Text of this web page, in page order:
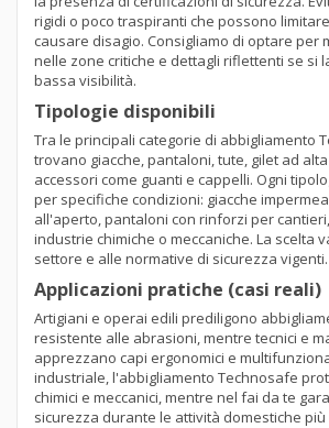
rigidi o poco traspiranti che possono
causare disagio. Consigliamo di optare per
nelle zone critiche e dettagli riflettenti se si
bassa visibilità.
Tipologie disponibili
Tra le principali categorie di abbigliamento
trovano giacche, pantaloni, tute, gilet ad
accessori come guanti e cappelli. Ogni
per specifiche condizioni: giacche
all'aperto, pantaloni con rinforzi per
industrie chimiche o meccaniche. La scelta
settore e alle normative di sicurezza vigenti.
Applicazioni pratiche (casi reali)
Artigiani e operai edili prediligono
resistente alle abrasioni, mentre tecnici e
apprezzano capi ergonomici e
industriale, l'abbigliamento Technosafe
chimici e meccanici, mentre nel fai da te
sicurezza durante le attività domestiche